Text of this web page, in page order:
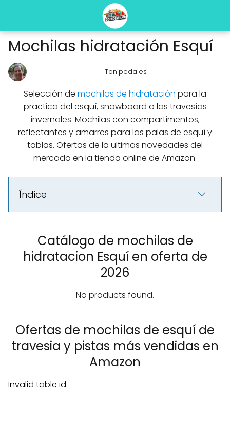
Mochilas hidratación Esquí
Tonipedales
Selección de mochilas de hidratación para la
practica del esquí, snowboard o las travesías
invernales. Mochilas con compartimentos,
reflectantes y amarres para las palas de esquí y
tablas. Ofertas de la ultimas novedades del
mercado en la tienda online de Amazon.
Índice
Catálogo de mochilas de
hidratacion Esquí en oferta de
2026
No products found.
Ofertas de mochilas de esquí de
travesia y pistas más vendidas en
Amazon
Invalid table id.